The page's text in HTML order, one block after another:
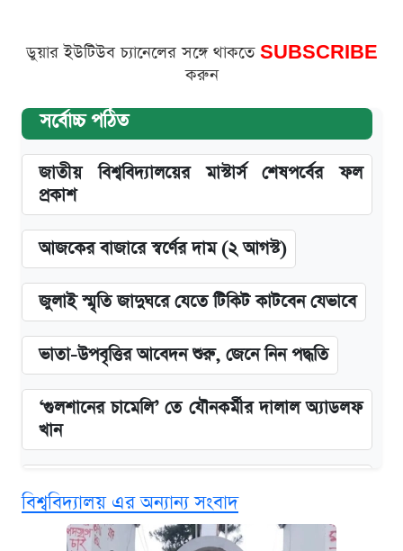
ডুয়ার ইউটিউব চ্যানেলের সঙ্গে থাকতে SUBSCRIBE
করুন
সর্বোচ্চ পঠিত
জাতীয় বিশ্ববিদ্যালয়ের মাস্টার্স শেষপর্বের ফল
প্রকাশ
আজকের বাজারে স্বর্ণের দাম (২ আগস্ট)
জুলাই স্মৃতি জাদুঘরে যেতে টিকিট কাটবেন যেভাবে
ভাতা-উপবৃত্তির আবেদন শুরু, জেনে নিন পদ্ধতি
‘গুলশানের চামেলি’ তে যৌনকর্মীর দালাল অ্যাডলফ
খান
দাম ও ফিচার
বিশ্ববিদ্যালয় এর অন্যান্য সংবাদ